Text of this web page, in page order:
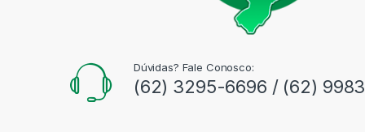
Dúvidas? Fale Conosco:
(62) 3295-6696 / (62)